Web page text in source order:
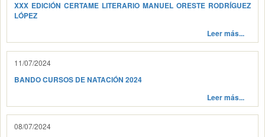
XXX EDICIÓN CERTAME LITERARIO MANUEL ORESTE RODRÍGUEZ
LÓPEZ
Leer más...
11/07/2024
BANDO CURSOS DE NATACIÓN 2024
Leer más...
08/07/2024